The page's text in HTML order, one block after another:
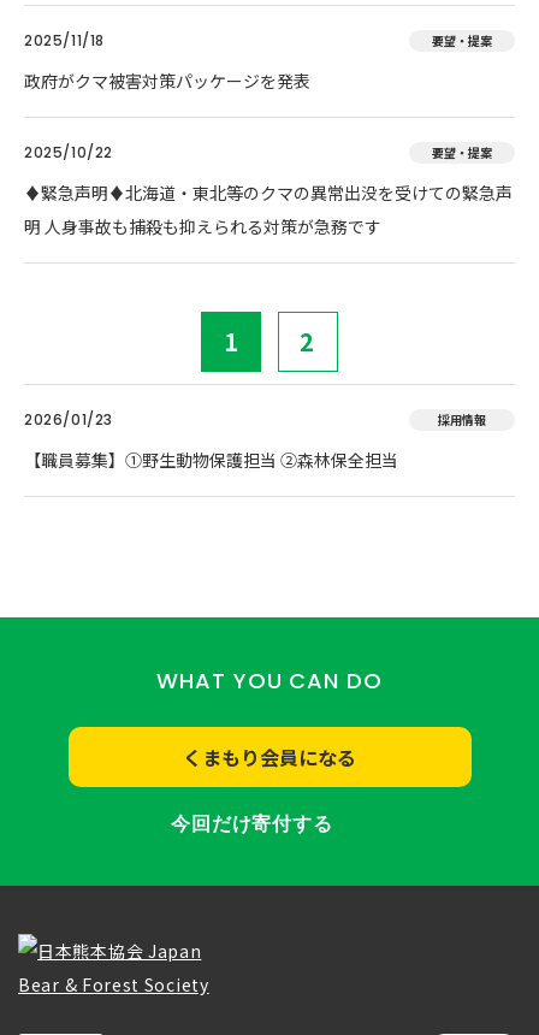
2025/11/18 要望・提案
政府がクマ被害対策パッケージを発表
2025/10/22 要望・提案
♦️緊急声明♦️北海道・東北等のクマの異常出没を受けての緊急声
明 人身事故も捕殺も抑えられる対策が急務です
1 2
2026/01/23 採用情報
【職員募集】①野生動物保護担当 ②森林保全担当
WHAT YOU CAN DO
くまもり会員になる
今回だけ寄付する